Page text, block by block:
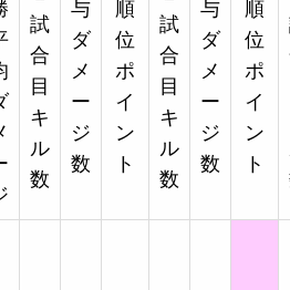
試
合
目
キ
ル
数
与
ダ
メ
ー
ジ
数
順
位
ポ
イ
ン
ト
試
合
目
キ
ル
数
与
ダ
メ
ー
ジ
数
順
位
ポ
イ
ン
ト